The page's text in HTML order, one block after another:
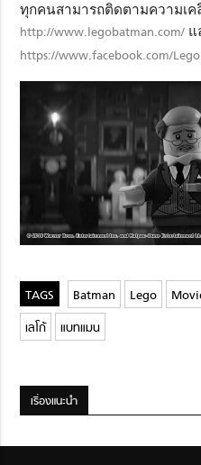
ทุกคนสามารถติดตามความเค
http://www.legobatman.com/ แ
https://www.facebook.com/
Batman Lego
เลโก้
แบทแมน
เรื่องแนะนำ